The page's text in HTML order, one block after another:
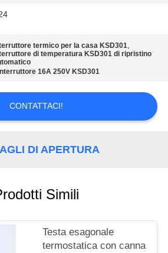
termico per la casa KSD301,
di temperatura KSD301 di ripristino
Interruttore 16A 250V KSD301
CONTATTACI!
DI APERTURA
Simili
Testa esagonale
termostatica con canna